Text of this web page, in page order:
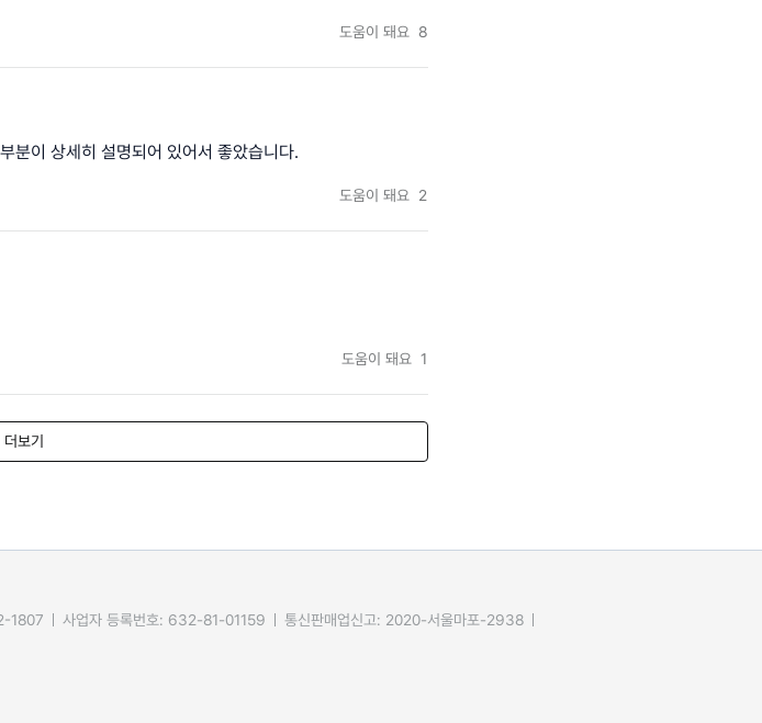
도움이 돼요 8
분이 상세히 설명되어 있어서 좋았습니다.
도움이 돼요 2
도움이 돼요 1
더보기
1807 사업자 등록번호: 632-81-01159
통신판매업신고: 2020-서울마포-2938